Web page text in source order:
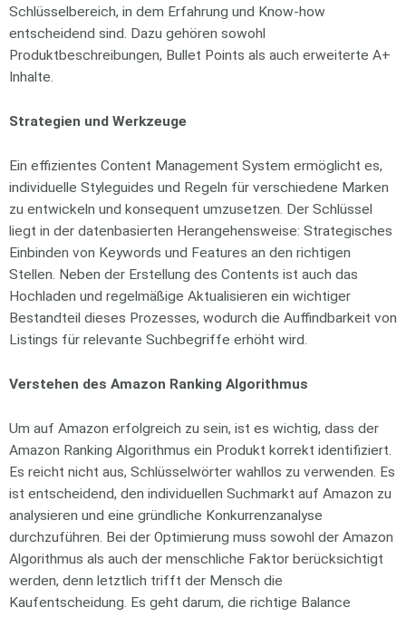
Schlüsselbereich, in dem Erfahrung und Know-how
entscheidend sind. Dazu gehören sowohl
Produktbeschreibungen, Bullet Points als auch erweiterte A+
Inhalte.
Strategien und Werkzeuge
Ein effizientes Content Management System ermöglicht es,
individuelle Styleguides und Regeln für verschiedene Marken
zu entwickeln und konsequent umzusetzen. Der Schlüssel
liegt in der datenbasierten Herangehensweise: Strategisches
Einbinden von Keywords und Features an den richtigen
Stellen. Neben der Erstellung des Contents ist auch das
Hochladen und regelmäßige Aktualisieren ein wichtiger
Bestandteil dieses Prozesses, wodurch die Auffindbarkeit von
Listings für relevante Suchbegriffe erhöht wird.
Verstehen des Amazon Ranking Algorithmus
Um auf Amazon erfolgreich zu sein, ist es wichtig, dass der
Amazon Ranking Algorithmus ein Produkt korrekt identifiziert.
Es reicht nicht aus, Schlüsselwörter wahllos zu verwenden. Es
ist entscheidend, den individuellen Suchmarkt auf Amazon zu
analysieren und eine gründliche Konkurrenzanalyse
durchzuführen. Bei der Optimierung muss sowohl der Amazon
Algorithmus als auch der menschliche Faktor berücksichtigt
werden, denn letztlich trifft der Mensch die
Kaufentscheidung. Es geht darum, die richtige Balance